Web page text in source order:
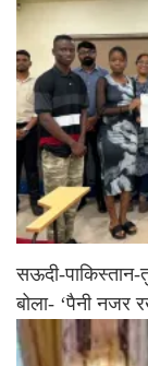
सऊदी-
बोला- ‘पैनी नजर